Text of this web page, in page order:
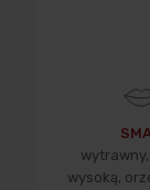
wysoką,